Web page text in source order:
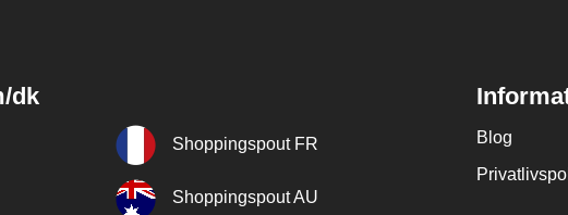
dk
Shoppingspout FR
Shoppingspout AU
Blog